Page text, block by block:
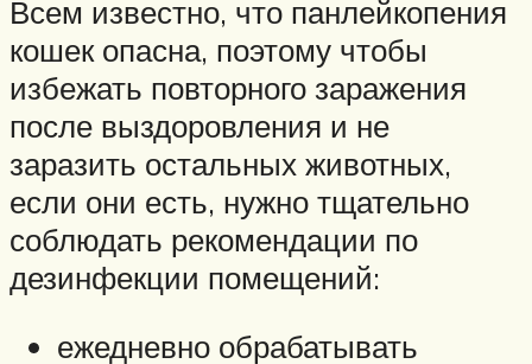
Всем известно, что панлейкопения
кошек опасна, поэтому чтобы
избежать повторного заражения
после выздоровления и не
заразить остальных животных,
если они есть, нужно тщательно
соблюдать рекомендации по
дезинфекции помещений:
ежедневно обрабатывать